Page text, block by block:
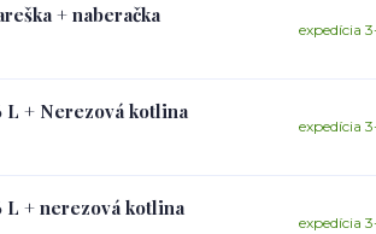
+ naberačka
expedícia
L + Nerezová kotlina
expedícia
L + nerezová kotlina
expedícia